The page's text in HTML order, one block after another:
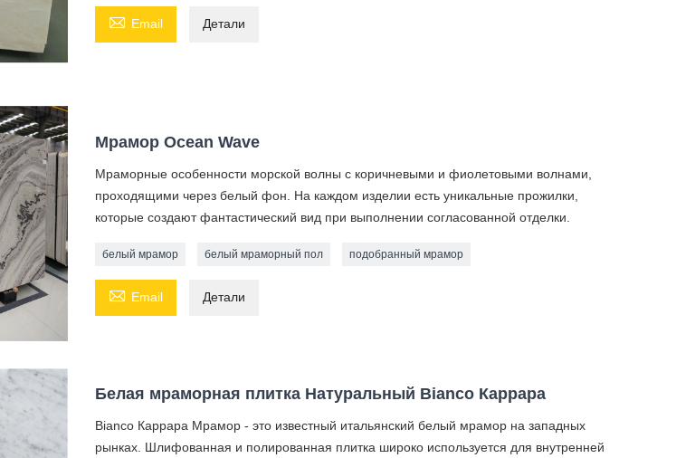
 Email Детали
Мрамор Ocean Wave
Мраморные особенности морской волны с коричневыми и фиолетовыми волнами,
проходящими через белый фон. На каждом изделии есть уникальные прожилки,
которые создают фантастический вид при выполнении согласованной отделки.
белый мрамор белый мраморный пол подобранный мрамор
 Email Детали
Белая мраморная плитка Натуральный Bianco Каррара
Bianco Каррара Мрамор - это известный итальянский белый мрамор на западных
рынках. Шлифованная и полированная плитка широко используется для внутренней